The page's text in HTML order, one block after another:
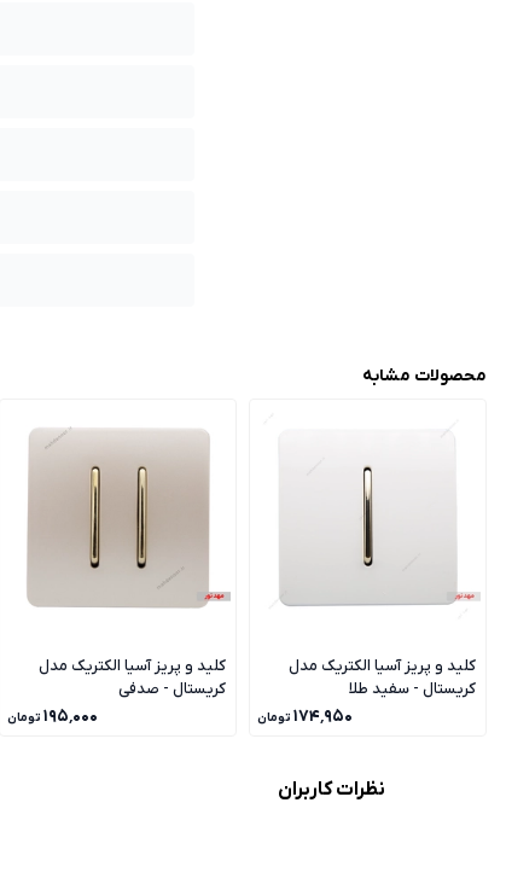
محصولات مشابه
کلید و پریز آسیا الکتریک مدل
کریستال - سفید طلا
۱۷۴٬۹۵۰ تومان
کلید و پریز آسیا الکتریک مدل
کریستال - صدفی
۱۹۵٬۰۰۰ تومان
نظرات کاربران